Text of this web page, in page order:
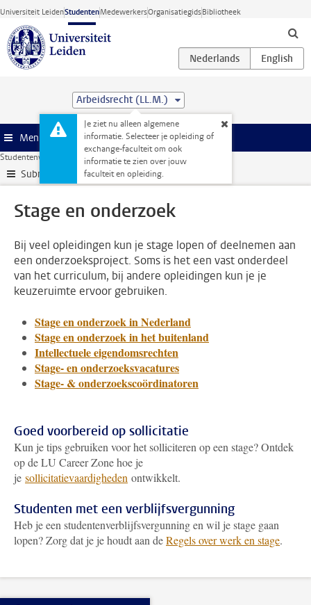
Ga direct naar de inhoud
Universiteit LeidenStudentenMedewerkersOrganisatiegidsBibliotheek
Arbeidsrecht (LL.M.)
Je ziet nu alleen algemene
informatie. Selecteer je opleiding of
exchange-faculteit om ook
informatie te zien over jouw
faculteit en opleiding.
Menu
Studentenwebsite Stage & loopbaan Stage en onderzoek
Submenu
Stage en onderzoek
Bij veel opleidingen kun je stage lopen of deelnemen aan
een onderzoeksproject. Soms is het een vast onderdeel
van het curriculum, bij andere opleidingen kun je je
keuzeruimte ervoor gebruiken.
Stage en onderzoek in Nederland
Stage en onderzoek in het buitenland
Intellectuele eigendomsrechten
Stage- en onderzoeksvacatures
Stage- & onderzoekscoördinatoren
Goed voorbereid op sollicitatie
Kun je tips gebruiken voor het solliciteren op een stage? Ontdek
op de LU Career Zone hoe je
je sollicitatievaardigheden ontwikkelt.
Studenten met een verblijfsvergunning
Heb je een studentenverblijfsvergunning en wil je stage gaan
lopen? Zorg dat je je houdt aan deRegels over werk en stage.